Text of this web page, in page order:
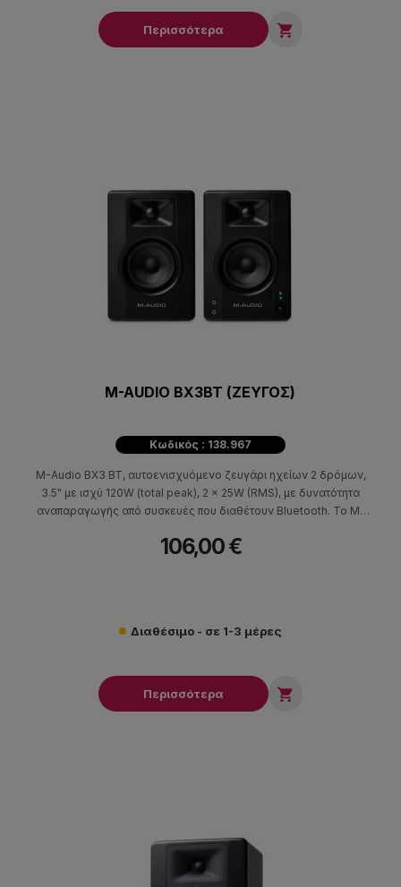
Περισσότερα 
M-AUDIO BX3BT (ΖΕΥΓΟΣ)
Κωδικός : 138.967
M-Audio BX3 BT, αυτοενισχυόμενο ζευγάρι ηχείων 2 δρόμων,
3.5" με ισχύ 120W (total peak), 2 x 25W (RMS), με δυνατότητα
αναπαραγωγής από συσκευές που διαθέτουν Bluetooth. To M-
δημιουργία περιεχομένου, παραγωγή μουσικής αλλά και για
106,00 €
Διαθέσιμο - σε 1-3 μέρες
Περισσότερα 